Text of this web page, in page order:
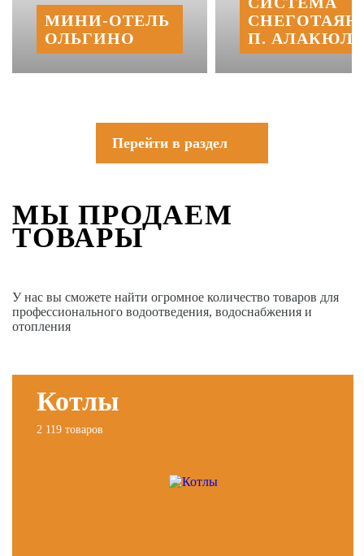
МИНИ‑‏ОТЕЛЬ
ОЛЬГИНО
П.
Перейти в раздел
МЫ ПРОДАЕМ
ТОВАРЫ
У нас вы сможете найти огромное количество товаров для
профессионального водоотведения, водоснабжения и
отопления
Котлы
2 119 товаров